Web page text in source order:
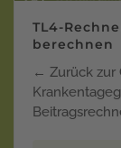
TL4-
berechnen
← Zurück zur